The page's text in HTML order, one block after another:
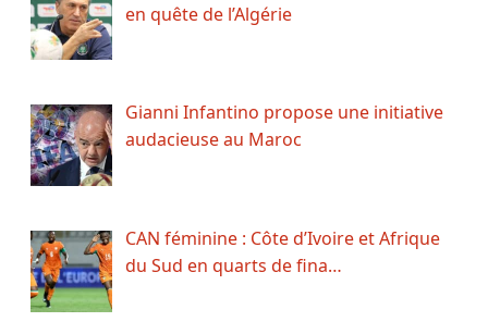
en quête de l’Algérie
Gianni Infantino propose une initiative
audacieuse au Maroc
CAN féminine : Côte d’Ivoire et Afrique
du Sud en quarts de fina…